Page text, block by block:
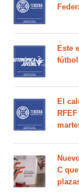
Este
fútbol
El
C